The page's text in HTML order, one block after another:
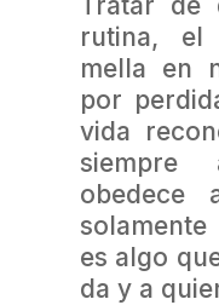
rutina, el
mella en
por
vida
siempre
obedece
es algo
da y a